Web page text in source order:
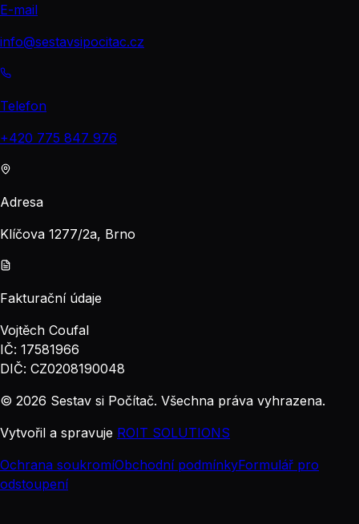
E-mail
info@sestavsipocitac.cz
Telefon
+420 775 847 976
Adresa
Klíčova 1277/2a, Brno
Fakturační údaje
Vojtěch Coufal
IČ: 17581966
DIČ: CZ0208190048
© 2026 Sestav si Počítač. Všechna práva vyhrazena.
Vytvořil a spravuje ROIT SOLUTIONS
Ochrana soukromíObchodní podmínkyFormulář pro
odstoupení